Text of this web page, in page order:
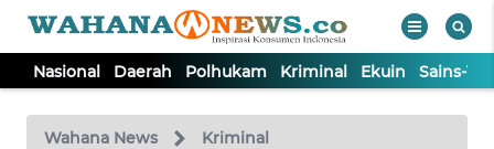
Nasional Daerah Polhukam Kriminal Ekuin Sains-
Wahana News Kriminal
TV
Tutup